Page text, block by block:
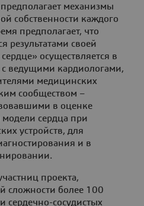
механизмы
собственности каждого
предполагает, что
результатами своей
осуществляется в
ведущими кардиологами,
медицинских
сообществом –
в оценке
сердца при
устройств, для
и в
проекта,
сложности более 100
сердечно-сосудистых